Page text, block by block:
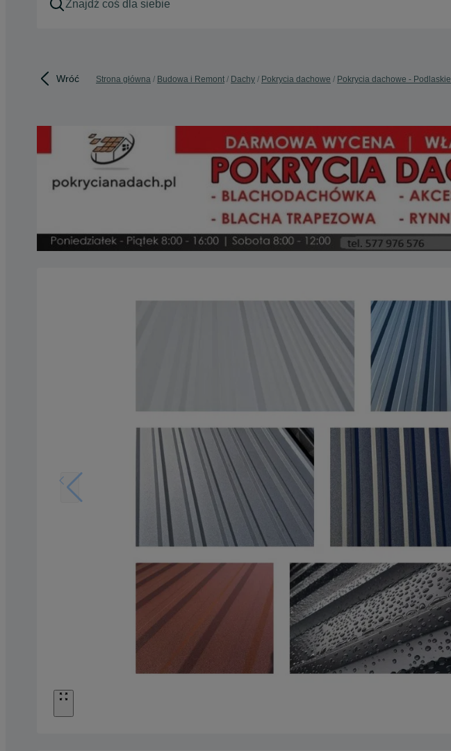
Wróć Strona główna Budowa i Remont Dachy Pokrycia dachowe Pokrycia dachowe - Podlaskie